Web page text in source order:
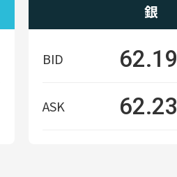
銀
BID 62.19
ASK 62.23